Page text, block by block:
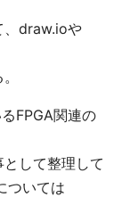
、draw.ioや
FPGA関連の
して整理して
ついては